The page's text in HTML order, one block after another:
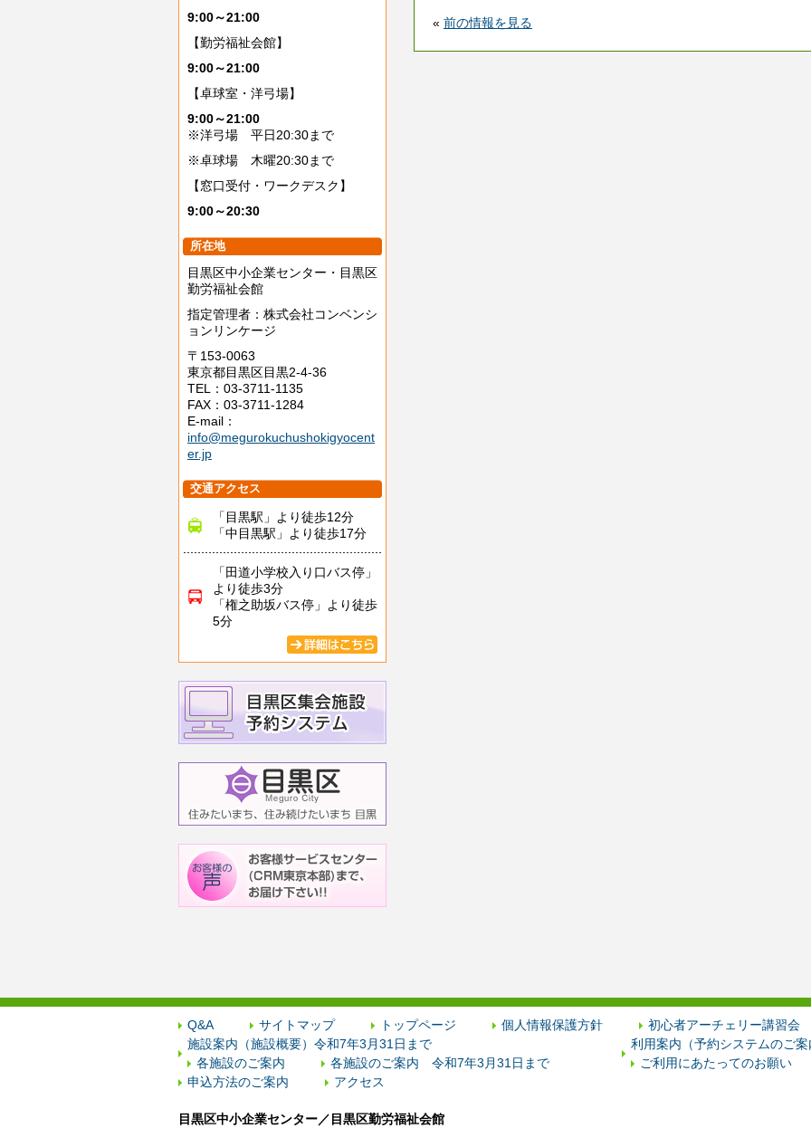
9:00～21:00
【勤労福祉会館】
9:00～21:00
【卓球室・洋弓場】
9:00～21:00
※洋弓場 平日20:30まで
※卓球場 木曜20:30まで
【窓口受付・ワークデスク】
9:00～20:30
所在地
目黒区中小企業センター・目黒区
勤労福祉会館
指定管理者：株式会社コンベンシ
ョンリンケージ
〒153-0063
東京都目黒区目黒2-4-36
TEL：03-3711-1135
FAX：03-3711-1284
E-mail：
info@megurokuchushokigyocent
er.jp
交通アクセス
「目黒駅」より徒歩12分
「中目黒駅」より徒歩17分
「田道小学校入り口バス停」
より徒歩3分
「権之助坂バス停」より徒歩
5分
« 前の情報を見る
Q&A サイトマップ トップページ 個人情報保護方針 初心者アーチェリー講習会
施設案内（施設概要）令和7年3月31日まで
各施設のご案内
各施設のご案内 令和7年3月31日まで
利用案内（予約システムのご
ご利用にあたってのお願い
申込方法のご案内
アクセス
目黒区中小企業センター／目黒区勤労福祉会館